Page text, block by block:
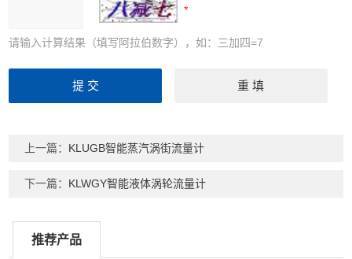
请输入计算结果（填写阿拉伯数字），如：三加四=7
上一篇： KLUGB智能蒸汽涡街流量计
下一篇： KLWGY智能液体涡轮流量计
推荐产品